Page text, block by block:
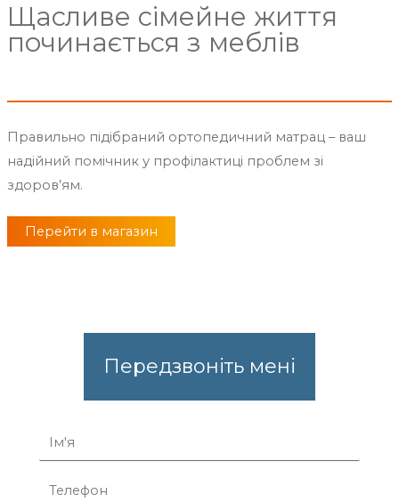
Щасливе сімейне життя
починається з меблів
Правильно підібраний ортопедичний матрац – ваш
надійний помічник у профілактиці проблем зі
здоров’ям.
Перейти в магазин
Передзвоніть мені